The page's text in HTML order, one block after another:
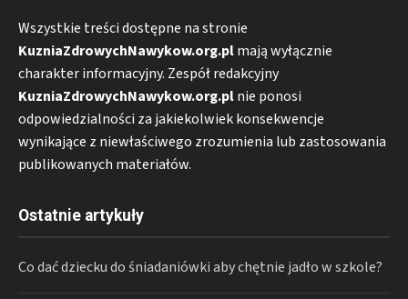
Wszystkie treści dostępne na stronie
KuzniaZdrowychNawykow.org.plmają wyłącznie
charakter informacyjny. Zespół redakcyjny
KuzniaZdrowychNawykow.org.plnie ponosi
odpowiedzialności za jakiekolwiek konsekwencje
wynikające z niewłaściwego zrozumienia lub zastosowania
publikowanych materiałów.
Ostatnie artykuły
Co dać dziecku do śniadaniówki aby chętnie jadło w szkole?